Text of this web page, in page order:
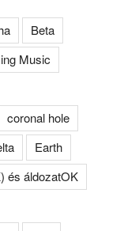
Beta
Music
coronal hole
Earth
és áldozatOK